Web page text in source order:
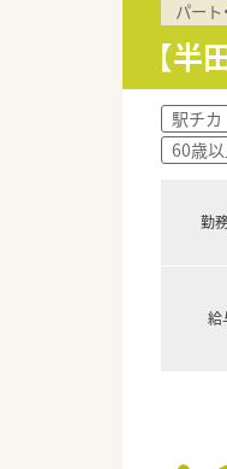
パート
【
駅チカ
60歳
勤
給